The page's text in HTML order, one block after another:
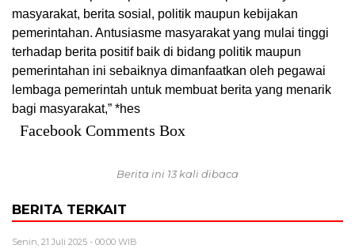
masyarakat, berita sosial, politik maupun kebijakan
pemerintahan. Antusiasme masyarakat yang mulai tinggi
terhadap berita positif baik di bidang politik maupun
pemerintahan ini sebaiknya dimanfaatkan oleh pegawai
lembaga pemerintah untuk membuat berita yang menarik
bagi masyarakat,” *hes
Facebook Comments Box
Berita ini 13 kali dibaca
BERITA TERKAIT
Senin, 21 Juli 2025 - 00:00 WIB